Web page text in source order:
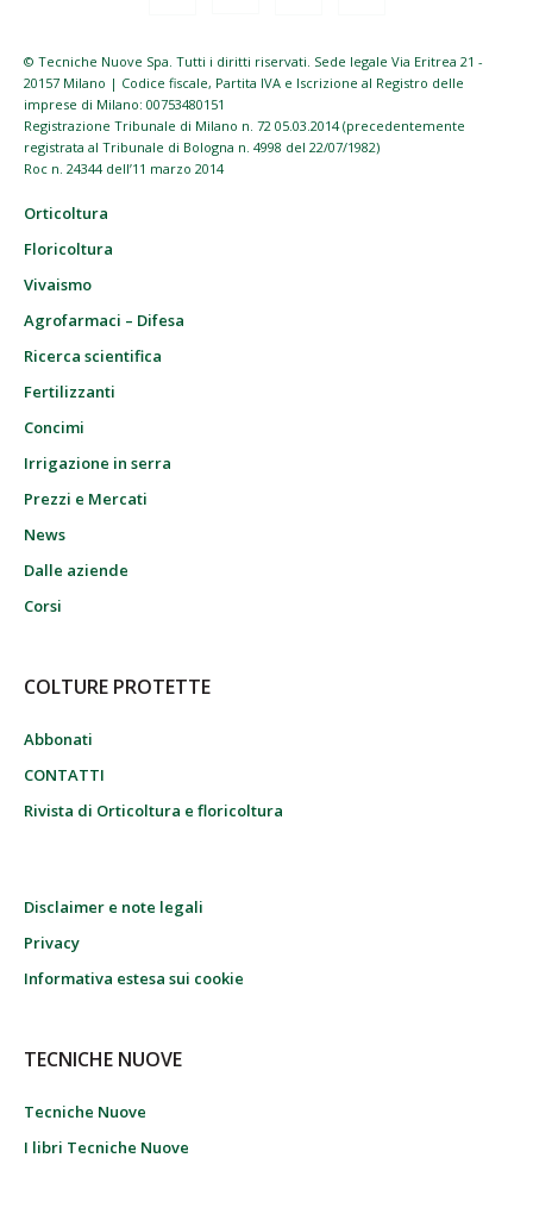
© Tecniche Nuove Spa. Tutti i diritti riservati. Sede legale Via Eritrea 21 -
20157 Milano | Codice fiscale, Partita IVA e Iscrizione al Registro delle
imprese di Milano: 00753480151
Registrazione Tribunale di Milano n. 72 05.03.2014 (precedentemente
registrata al Tribunale di Bologna n. 4998 del 22/07/1982)
Roc n. 24344 dell’11 marzo 2014
Orticoltura
Floricoltura
Vivaismo
Agrofarmaci – Difesa
Ricerca scientifica
Fertilizzanti
Concimi
Irrigazione in serra
Prezzi e Mercati
News
Dalle aziende
Corsi
COLTURE PROTETTE
Abbonati
CONTATTI
Rivista di Orticoltura e floricoltura
Disclaimer e note legali
Privacy
Informativa estesa sui cookie
TECNICHE NUOVE
Tecniche Nuove
I libri Tecniche Nuove